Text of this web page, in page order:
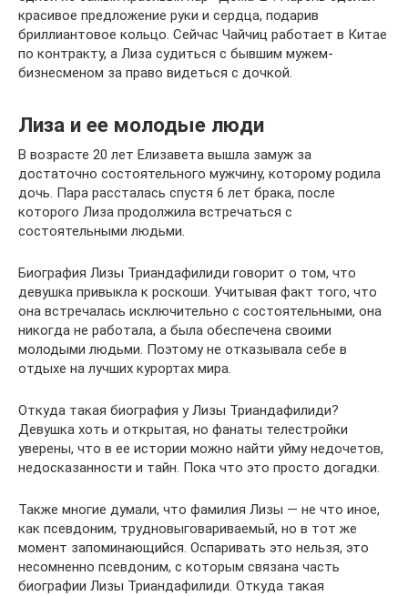
красивое предложение руки и сердца, подарив
бриллиантовое кольцо. Сейчас Чайчиц работает в Китае
по контракту, а Лиза судиться с бывшим мужем-
бизнесменом за право видеться с дочкой.
Лиза и ее молодые люди
В возрасте 20 лет Елизавета вышла замуж за
достаточно состоятельного мужчину, которому родила
дочь. Пара рассталась спустя 6 лет брака, после
которого Лиза продолжила встречаться с
состоятельными людьми.
Биография Лизы Триандафилиди говорит о том, что
девушка привыкла к роскоши. Учитывая факт того, что
она встречалась исключительно с состоятельными, она
никогда не работала, а была обеспечена своими
молодыми людьми. Поэтому не отказывала себе в
отдыхе на лучших курортах мира.
Откуда такая биография у Лизы Триандафилиди?
Девушка хоть и открытая, но фанаты телестройки
уверены, что в ее истории можно найти уйму недочетов,
недосказанности и тайн. Пока что это просто догадки.
Также многие думали, что фамилия Лизы — не что иное,
как псевдоним, трудновыговариваемый, но в тот же
момент запоминающийся. Оспаривать это нельзя, это
несомненно псевдоним, с которым связана часть
биографии Лизы Триандафилиди. Откуда такая